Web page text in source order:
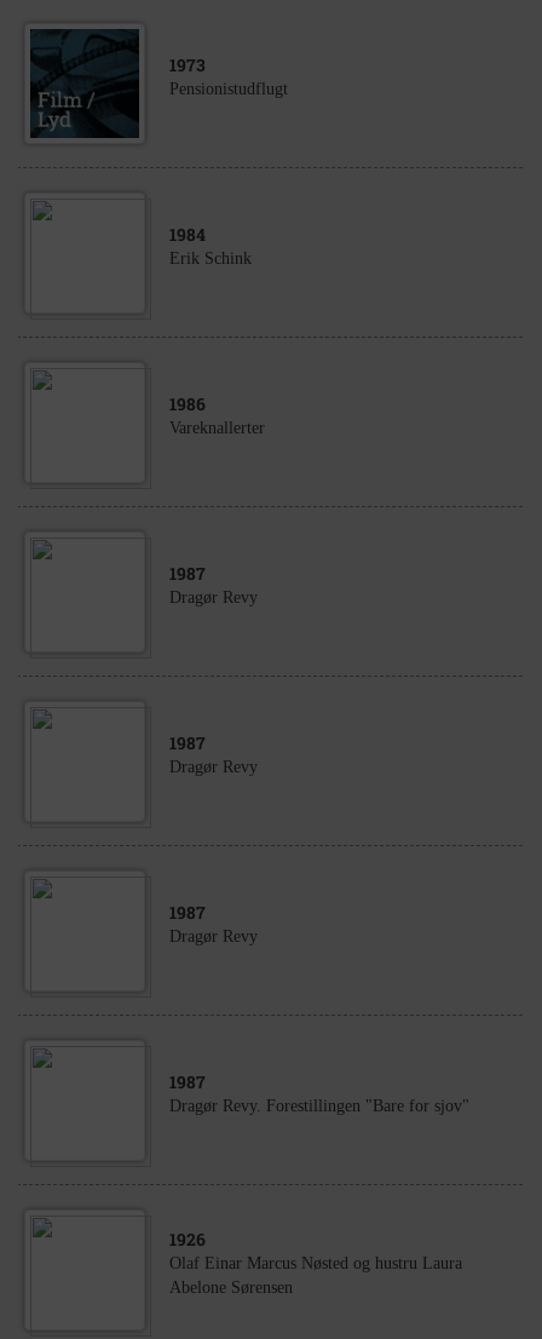
1973
Pensionistudflugt
1984
Erik Schink
1986
Vareknallerter
1987
Dragør Revy
1987
Dragør Revy
1987
Dragør Revy
1987
Dragør Revy. Forestillingen "Bare for sjov"
1926
Olaf Einar Marcus Nøsted og hustru Laura
Abelone Sørensen